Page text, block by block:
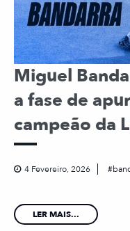
Miguel
a fase de
campeão da
4 Fevereiro, 2026
LER MAIS...